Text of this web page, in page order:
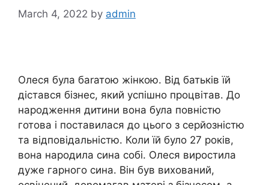
March 4, 2022 by admin
Олеся була баrатою жінкою. Від батьків їй
дістався бізнес, який успішно процвітав. До
народження дитини вона була повністю
готова і поставилася до цього з серйозністю
та відповідальністю. Коли їй було 27 років,
вона народила сина собі. Олеся виростила
дуже гарного сина. Він був вихований,